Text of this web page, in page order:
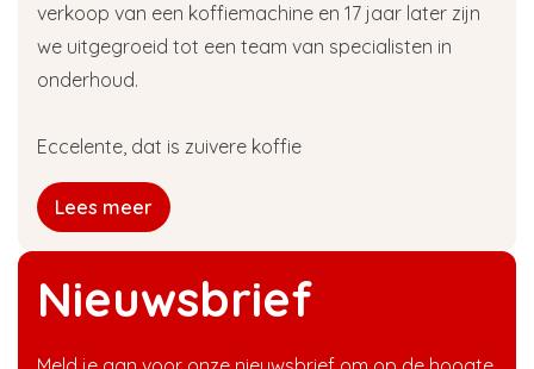
Nieuwsbrief
verkoop van een koffiemachine en 17 jaar later zijn
we uitgegroeid tot een team van specialisten in
onderhoud.
Eccelente, dat is zuivere koffie
Lees meer